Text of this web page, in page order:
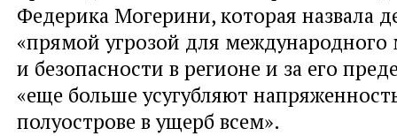
Федерика Могерини, которая назвала
«прямой угрозой для международного
и безопасности в регионе и за его
«еще больше усугубляют
полуострове в ущерб всем».